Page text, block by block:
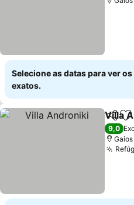
Selecione as datas para ver
exatos.
Villa
9,0
Gaios